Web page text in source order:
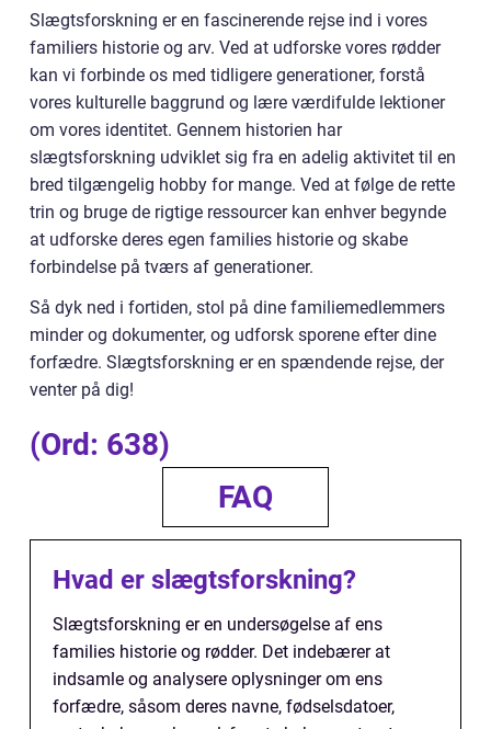
Slægtsforskning er en fascinerende rejse ind i vores
familiers historie og arv. Ved at udforske vores rødder
kan vi forbinde os med tidligere generationer, forstå
vores kulturelle baggrund og lære værdifulde lektioner
om vores identitet. Gennem historien har
slægtsforskning udviklet sig fra en adelig aktivitet til en
bred tilgængelig hobby for mange. Ved at følge de rette
trin og bruge de rigtige ressourcer kan enhver begynde
at udforske deres egen families historie og skabe
forbindelse på tværs af generationer.
Så dyk ned i fortiden, stol på dine familiemedlemmers
minder og dokumenter, og udforsk sporene efter dine
forfædre. Slægtsforskning er en spændende rejse, der
venter på dig!
(Ord: 638)
FAQ
Hvad er slægtsforskning?
Slægtsforskning er en undersøgelse af ens
families historie og rødder. Det indebærer at
indsamle og analysere oplysninger om ens
forfædre, såsom deres navne, fødselsdatoer,